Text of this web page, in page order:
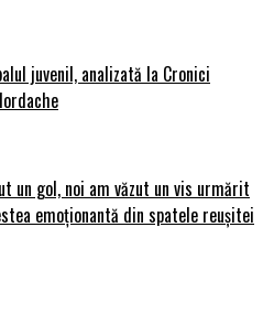
juvenil, analizată la Cronici
un gol, noi am văzut un vis urmărit
emoționantă din spatele reușitei